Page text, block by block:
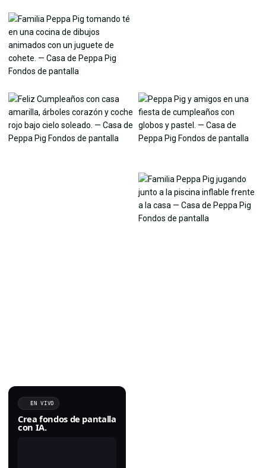
EN VIVO
Crea fondos de pantalla
con IA.